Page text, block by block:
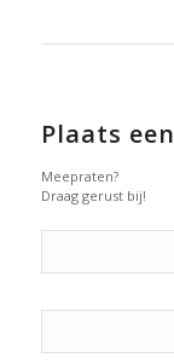
Plaats
Meepraten?
Draag gerust bij!